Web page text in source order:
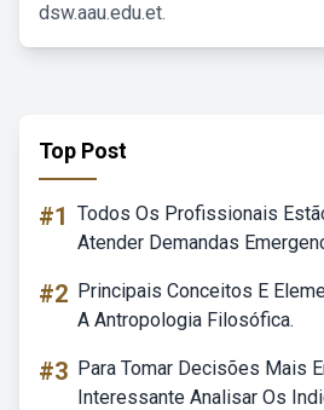
dsw.aau.edu.et.
Top Post
#1 Todos Os Profissionais
Atender Demandas
#2 Principais Conceitos E
A Antropologia Filosófica.
#3 Para Tomar Decisões Mais
Interessante Analisar Os